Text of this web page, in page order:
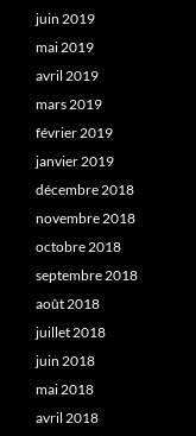
juin 2019
mai 2019
avril 2019
mars 2019
février 2019
janvier 2019
décembre 2018
novembre 2018
octobre 2018
septembre 2018
août 2018
juillet 2018
juin 2018
mai 2018
avril 2018